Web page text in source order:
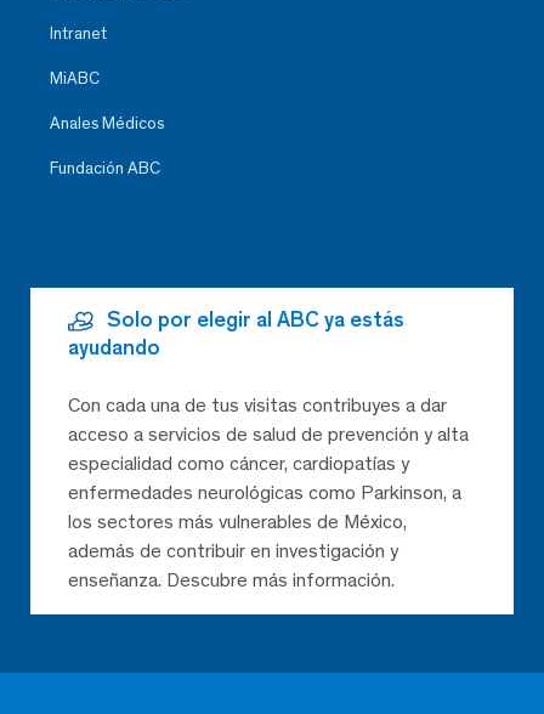
Intranet
MiABC
Anales Médicos
Fundación ABC
Solo por elegir al ABC ya estás
ayudando
Con cada una de tus visitas contribuyes a dar
acceso a servicios de salud de prevención y alta
especialidad como cáncer, cardiopatías y
enfermedades neurológicas como Parkinson, a
los sectores más vulnerables de México,
además de contribuir en investigación y
enseñanza. Descubre más información.